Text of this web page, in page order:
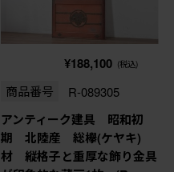
¥188,100 (税込)
商品番号 R-089305
アンティーク建具 昭和初
期 北陸産 総欅(ケヤキ)
材 縦格子と重厚な飾り金具